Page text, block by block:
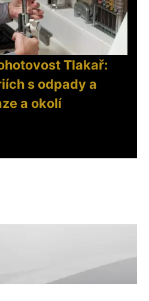
Tlakař:
s odpady a
a okolí